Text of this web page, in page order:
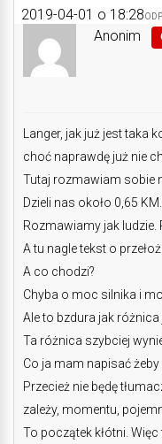
2019-04-01 o 18:28
Anonim
Langer, jak już jest
choć naprawdę już nie
Tutaj rozmawiam sobie
Dzieli nas około 0,65 KM.
Rozmawiamy jak
A tu nagle tekst o
A co chodzi?
Chyba o moc silnika i
Ale to bzdura jak różnica
Ta różnica szybciej
Co ja mam napisać żeby
Przecież nie będę
zależy, momentu,
To początek kłótni. Więc